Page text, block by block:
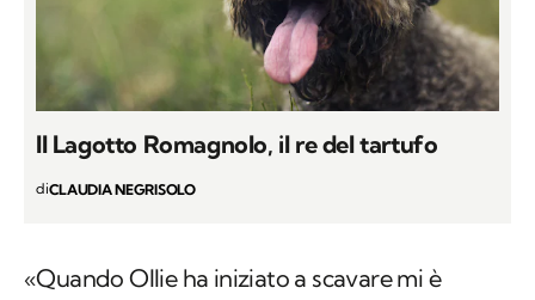
Il Lagotto Romagnolo, il re del tartufo
diCLAUDIA NEGRISOLO
«Quando Ollie ha iniziato a scavare mi è